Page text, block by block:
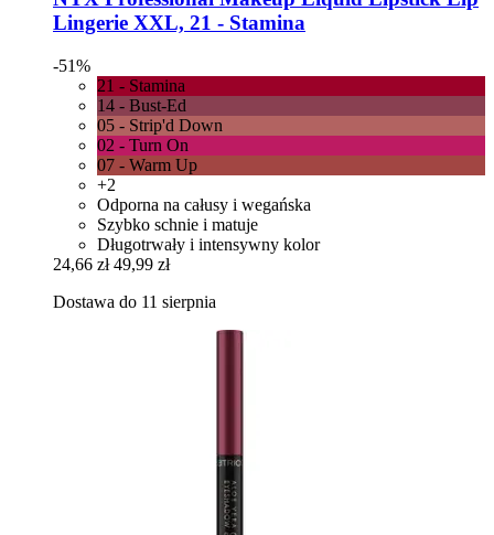
Lingerie XXL, 21 -​ Stamina
-51%
21 - Stamina
14 - Bust-Ed
05 - Strip'd Down
02 - Turn On
07 - Warm Up
+2
Odporna na całusy i wegańska
Szybko schnie i matuje
Długotrwały i intensywny kolor
24,66 zł 49,99 zł
Dostawa do 11 sierpnia